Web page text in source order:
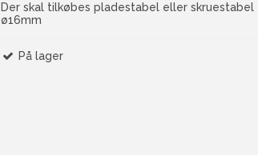
Der skal tilkøbes pladestabel eller skruestabel
ø16mm
På lager